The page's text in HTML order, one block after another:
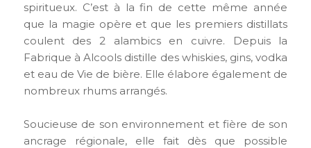
spiritueux. C’est à la fin de cette même année
que la magie opère et que les premiers distillats
coulent des 2 alambics en cuivre. Depuis la
Fabrique à Alcools distille des whiskies, gins, vodka
et eau de Vie de bière. Elle élabore également de
nombreux rhums arrangés.
Soucieuse de son environnement et fière de son
ancrage régionale, elle fait dès que possible